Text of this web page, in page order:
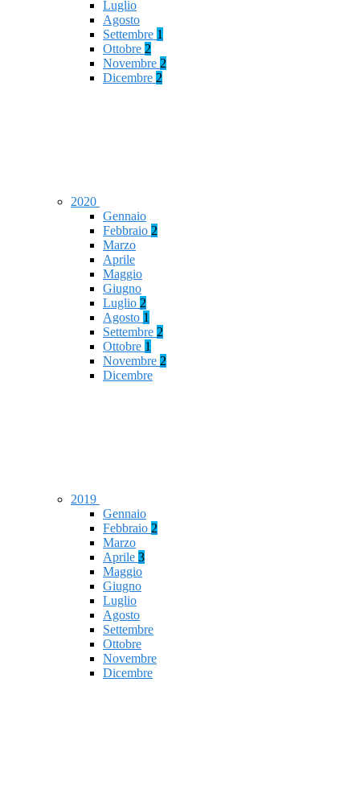
Luglio
Agosto
Settembre 1
Ottobre 2
Novembre 2
Dicembre 2
2020
Gennaio
Febbraio 2
Marzo
Aprile
Maggio
Giugno
Luglio 2
Agosto 1
Settembre 2
Ottobre 1
Novembre 2
Dicembre
2019
Gennaio
Febbraio 2
Marzo
Aprile 3
Maggio
Giugno
Luglio
Agosto
Settembre
Ottobre
Novembre
Dicembre